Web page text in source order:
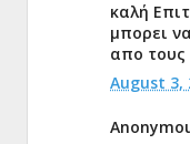
καλή
μπορει
απο τους
August 3,